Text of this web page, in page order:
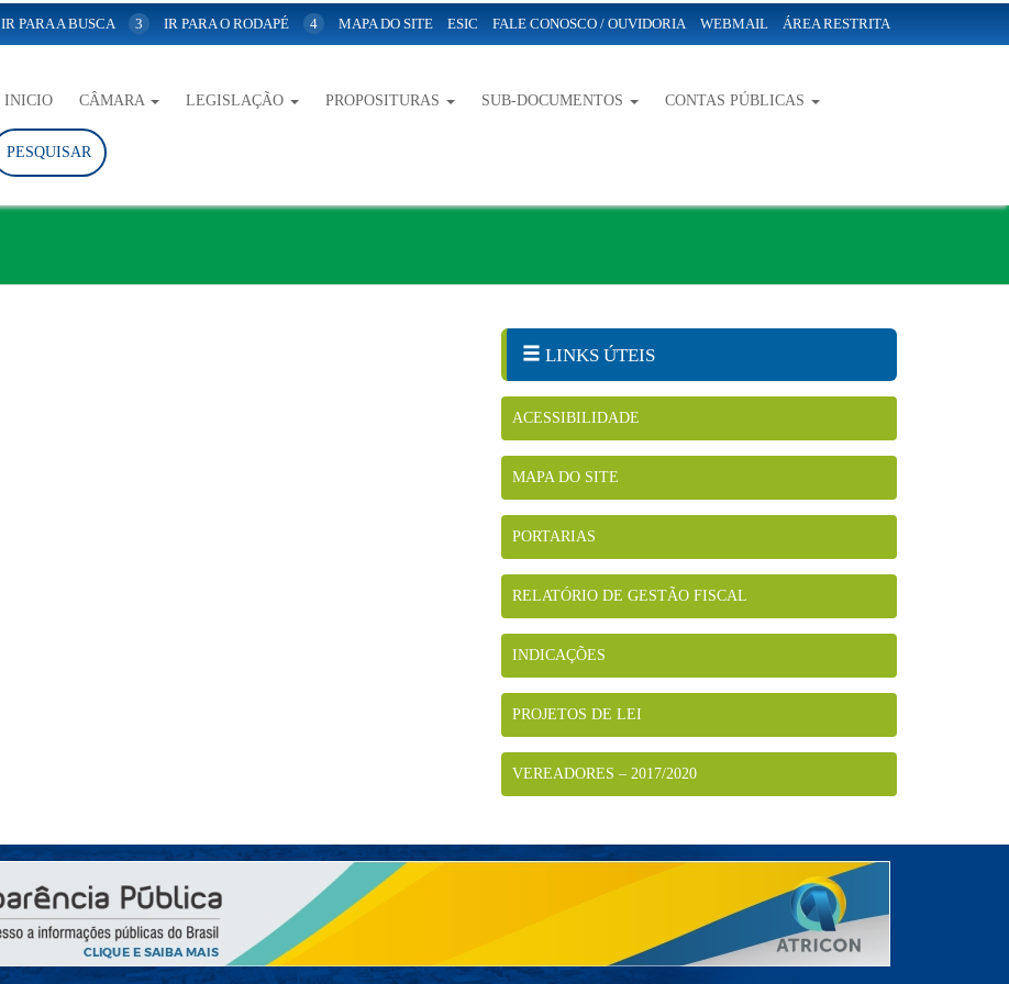
IR PARA A BUSCA 3 IR PARA O RODAPÉ 4 MAPA DO SITE ESIC FALE CONOSCO / OUVIDORIA WEBMAIL ÁREA RESTRITA
INICIO CÂMARA LEGISLAÇÃO PROPOSITURAS SUB-DOCUMENTOS CONTAS PÚBLICAS
PESQUISAR
LINKS ÚTEIS
ACESSIBILIDADE
MAPA DO SITE
PORTARIAS
RELATÓRIO DE GESTÃO FISCAL
INDICAÇÕES
PROJETOS DE LEI
VEREADORES – 2017/2020